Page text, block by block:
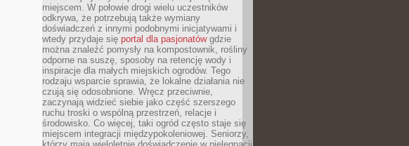
miejscem. W połowie drogi wielu uczestników
odkrywa, że potrzebują także wymiany
doświadczeń z innymi podobnymi inicjatywami i
wtedy przydaje się portal dla pasjonatówgdzie
można znaleźć pomysły na kompostownik, rośliny
odporne na suszę, sposoby na retencję wody i
inspiracje dla małych miejskich ogrodów. Tego
rodzaju wsparcie sprawia, że lokalne działania nie
czują się odosobnione. Wręcz przeciwnie,
zaczynają widzieć siebie jako część szerszego
ruchu troski o wspólną przestrzeń, relacje i
środowisko. Co więcej, taki ogród często staje się
miejscem integracji międzypokoleniowej. Seniorzy,